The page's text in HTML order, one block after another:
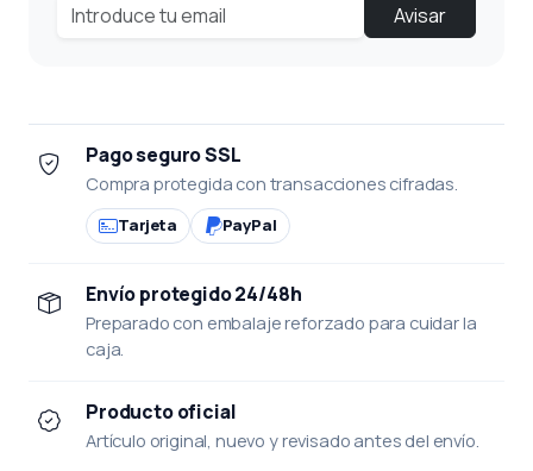
Avisar
Pago seguro SSL
Compra protegida con transacciones cifradas.
Tarjeta PayPal
Envío protegido 24/48h
Preparado con embalaje reforzado para cuidar la
caja.
Producto oficial
Artículo original, nuevo y revisado antes del envío.